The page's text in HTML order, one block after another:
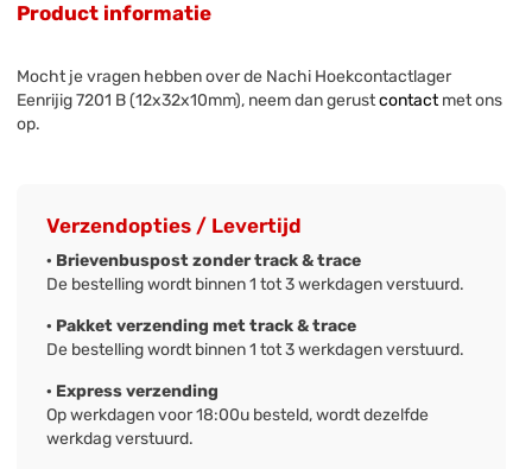
Product informatie
Mocht je vragen hebben over de Nachi Hoekcontactlager
Eenrijig 7201 B (12x32x10mm), neem dan gerustcontactmet ons
op.
Verzendopties / Levertijd
· Brievenbuspost zonder track & trace
De bestelling wordt binnen 1 tot 3 werkdagen verstuurd.
· Pakket verzending met track & trace
De bestelling wordt binnen 1 tot 3 werkdagen verstuurd.
· Express verzending
Op werkdagen voor 18:00u besteld, wordt dezelfde
werkdag verstuurd.